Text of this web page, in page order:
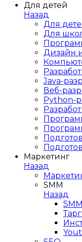
Для детей
Назад
Для
Для
Дизайн
Java-
Веб-
Python-
Маркетинг
Назад
SMM
Назад